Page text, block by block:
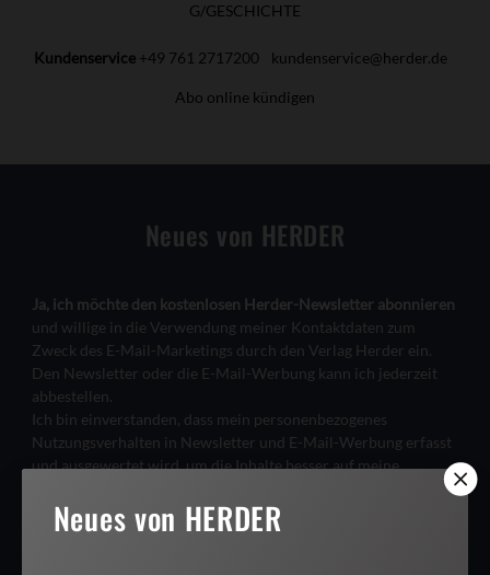
G/GESCHICHTE
Kundenservice +49 761 2717200 kundenservice@herder.de
Abo online kündigen
Neues von HERDER
Ja, ich möchte den kostenlosen Herder-Newsletter abonnieren
und willige in die Verwendung meiner Kontaktdaten zum
Zweck des E-Mail-Marketings durch den Verlag Herder ein.
Den Newsletter oder die E-Mail-Werbung kann ich jederzeit
abbestellen.
Ich bin einverstanden, dass mein personenbezogenes
Nutzungsverhalten in Newsletter und E-Mail-Werbung erfasst
und ausgewertet wird, um die Inhalte besser auf meine
Interessen auszurichten. Über einen Link in Newsletter oder E-
Mail kann ich diese Funktion jederzeit ausschalten.
Weiterführende Informationen finden Sie in unseren
Neues von HERDER